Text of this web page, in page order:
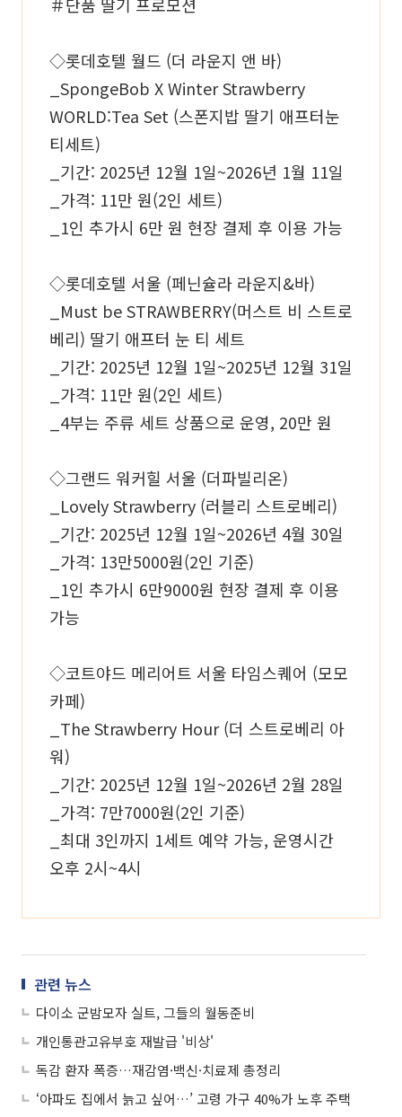
◇롯데호텔 월드 (더 라운지 앤 바)
_SpongeBob X Winter Strawberry
WORLD:Tea Set (스폰지밥 딸기 애프터눈
티세트)
_기간: 2025년 12월 1일~2026년 1월 11일
_가격: 11만 원(2인 세트)
_1인 추가시 6만 원 현장 결제 후 이용 가능
◇롯데호텔 서울 (페닌슐라 라운지&바)
_Must be STRAWBERRY(머스트 비 스트로
베리) 딸기 애프터 눈 티 세트
_기간: 2025년 12월 1일~2025년 12월 31일
_가격: 11만 원(2인 세트)
_4부는 주류 세트 상품으로 운영, 20만 원
◇그랜드 워커힐 서울 (더파빌리온)
_Lovely Strawberry (러블리 스트로베리)
_기간: 2025년 12월 1일~2026년 4월 30일
_가격: 13만5000원(2인 기준)
_1인 추가시 6만9000원 현장 결제 후 이용
가능
◇코트야드 메리어트 서울 타임스퀘어 (모모
카페)
_The Strawberry Hour (더 스트로베리 아
워)
_기간: 2025년 12월 1일~2026년 2월 28일
_가격: 7만7000원(2인 기준)
_최대 3인까지 1세트 예약 가능, 운영시간
오후 2시~4시
관련 뉴스
다이소 군밤모자 실트, 그들의 월동준비
개인통관고유부호 재발급 '비상'
독감 환자 폭증…재감염·백신·치료제 총정리
‘아파도 집에서 늙고 싶어…’ 고령 가구 40%가 노후 주택